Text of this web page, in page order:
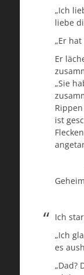
„Ich
liebe
„Er hat
Er
„Sie
ist
Ich
„Ich
es
„Dad?